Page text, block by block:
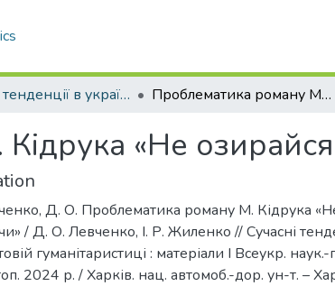
Сучасні тенденції в українській і світовій гуманітаристиці Проблематика роману М. Кідрука «Не озирайся і мовчи»
«Не озирайся
Д. О. Проблематика роману М. Кідрука
/ Д. О. Левченко, І. Р. Жиленко // Сучасні
гуманітаристиці : матеріали І Всеукр.
2024 р. / Харків. нац. автомоб.-дор. ун-т. –